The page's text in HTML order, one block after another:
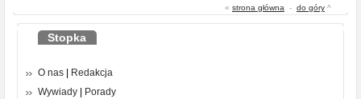
« strona główna - do góry ^
Stopka
O nas
Redakcja
Wywiady
Porady